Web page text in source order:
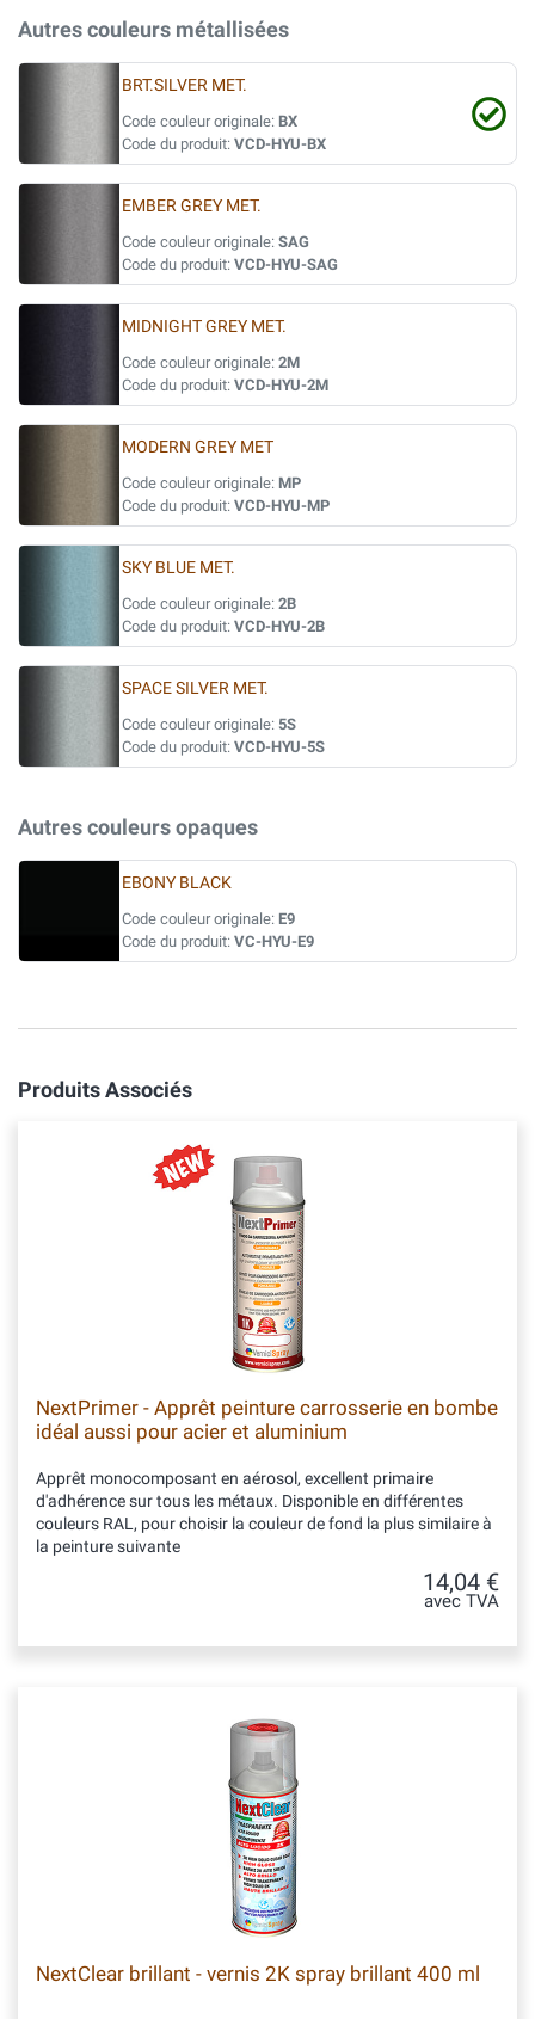
Autres couleurs métallisées
BRT.SILVER MET.
Code couleur originale: BX
Code du produit: VCD-HYU-BX
EMBER GREY MET.
Code couleur originale: SAG
Code du produit: VCD-HYU-SAG
MIDNIGHT GREY MET.
Code couleur originale: 2M
Code du produit: VCD-HYU-2M
MODERN GREY MET
Code couleur originale: MP
Code du produit: VCD-HYU-MP
SKY BLUE MET.
Code couleur originale: 2B
Code du produit: VCD-HYU-2B
SPACE SILVER MET.
Code couleur originale: 5S
Code du produit: VCD-HYU-5S
Autres couleurs opaques
EBONY BLACK
Code couleur originale: E9
Code du produit: VC-HYU-E9
Produits Associés
NextPrimer - Apprêt peinture carrosserie en bombe
idéal aussi pour acier et aluminium
Apprêt monocomposant en aérosol, excellent primaire
d'adhérence sur tous les métaux. Disponible en différentes
couleurs RAL, pour choisir la couleur de fond la plus similaire à
la peinture suivante
14,04 €
avec TVA
NextClear brillant - vernis 2K spray brillant 400 ml